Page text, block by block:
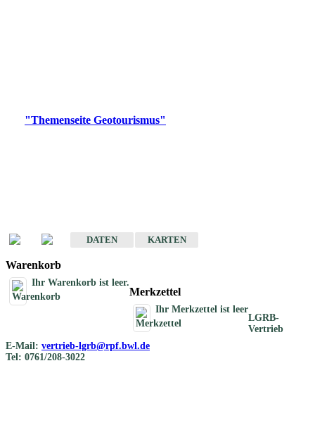
"Themenseite Geotourismus"
DATEN
KARTEN
Warenkorb
Ihr Warenkorb ist leer.
Merkzettel
Ihr Merkzettel ist leer
LGRB-
Vertrieb
E-Mail: vertrieb-lgrb@rpf.bwl.de
Tel: 0761/208-3022